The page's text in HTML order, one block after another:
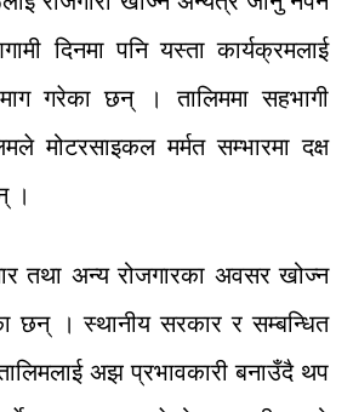
दिनमा पनि यस्ता कार्यक्रमलाई
माग गरेका छन् । तालिममा सहभागी
मोटरसाइकल मर्मत सम्भारमा दक्ष
।
तथा अन्य रोजगारका अवसर खोज्न
छन् । स्थानीय सरकार र सम्बन्धित
अझ प्रभावकारी बनाउँदै थप